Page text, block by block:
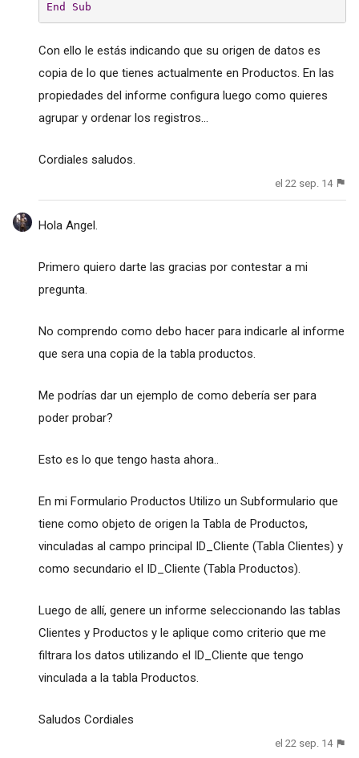
End
Sub
Con ello le estás indicando que su origen de datos es
copia de lo que tienes actualmente en Productos. En las
propiedades del informe configura luego como quieres
agrupar y ordenar los registros...
Cordiales saludos.
el 22 sep. 14
Hola Angel.
Primero quiero darte las gracias por contestar a mi
pregunta.
No comprendo como debo hacer para indicarle al informe
que sera una copia de la tabla productos.
Me podrías dar un ejemplo de como debería ser para
poder probar?
Esto es lo que tengo hasta ahora..
En mi Formulario Productos Utilizo un Subformulario que
tiene como objeto de origen la Tabla de Productos,
vinculadas al campo principal ID_Cliente (Tabla Clientes) y
como secundario el ID_Cliente (Tabla Productos).
Luego de allí, genere un informe seleccionando las tablas
Clientes y Productos y le aplique como criterio que me
filtrara los datos utilizando el ID_Cliente que tengo
vinculada a la tabla Productos.
Saludos Cordiales
el 22 sep. 14